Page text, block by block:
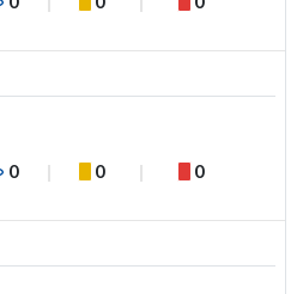
0 0 0